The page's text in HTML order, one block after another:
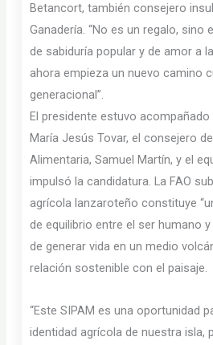
Betancort, también consejero
Ganadería. “No es un regalo, sino
de sabiduría popular y de amor a
ahora empieza un nuevo camino
generacional”.
El presidente estuvo
María Jesús Tovar, el consejero
Alimentaria, Samuel Martín, y el
impulsó la candidatura. La FAO
agrícola lanzaroteño constituye
de equilibrio entre el ser humano
de generar vida en un medio
relación sostenible con el paisaje.
“Este SIPAM es una oportunidad
identidad agrícola de nuestra isla,